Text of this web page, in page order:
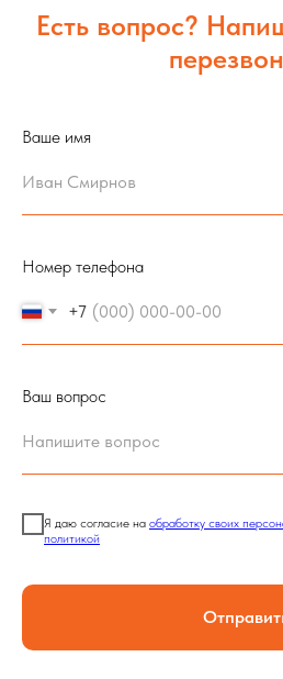
Есть вопрос?
Ваше имя
Номер телефона
+7
Ваш вопрос
Я даю согласие на обработку своих
политикой